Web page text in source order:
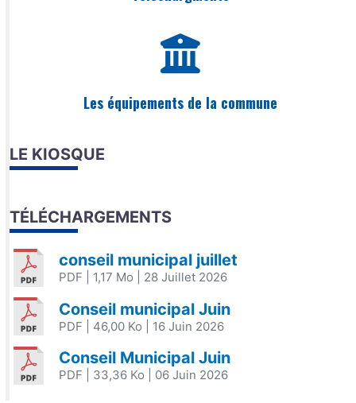
Les équipements de la commune
LE KIOSQUE
TÉLÉCHARGEMENTS
conseil municipal juillet
PDF | 1,17 Mo | 28 Juillet 2026
Conseil municipal Juin
PDF | 46,00 Ko | 16 Juin 2026
Conseil Municipal Juin
PDF | 33,36 Ko | 06 Juin 2026